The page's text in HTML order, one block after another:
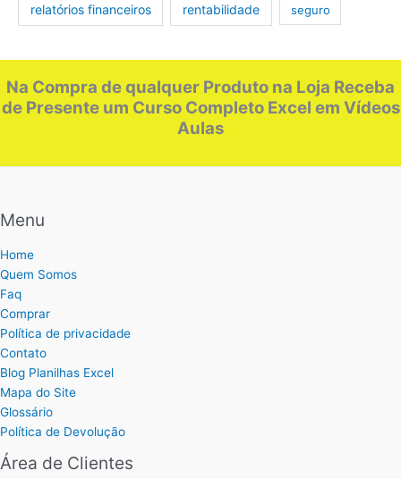
relatórios financeiros rentabilidade seguro
Na Compra de qualquer Produto na Loja Receba
de Presente um Curso Completo Excel em Vídeos
Aulas
Menu
Home
Quem Somos
Faq
Comprar
Política de privacidade
Contato
Blog Planilhas Excel
Mapa do Site
Glossário
Política de Devolução
Área de Clientes